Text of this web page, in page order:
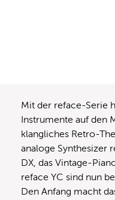
Mit der reface-Serie
Instrumente auf den
klangliches Retro-
analoge Synthesizer
DX, das Vintage-
reface YC sind nun
Den Anfang macht